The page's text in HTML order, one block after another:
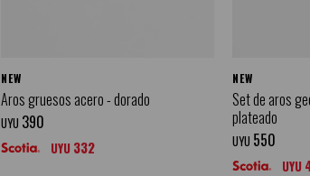
NEW
Aros gruesos acero - dorado
UYU 390
UYU 332
NEW
Set de aros
plateado
UYU 550
UYU